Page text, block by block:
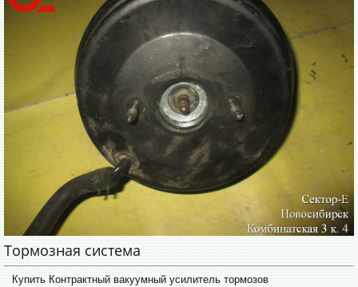
Тормозная система
Купить Контрактный вакуумный усилитель тормозов